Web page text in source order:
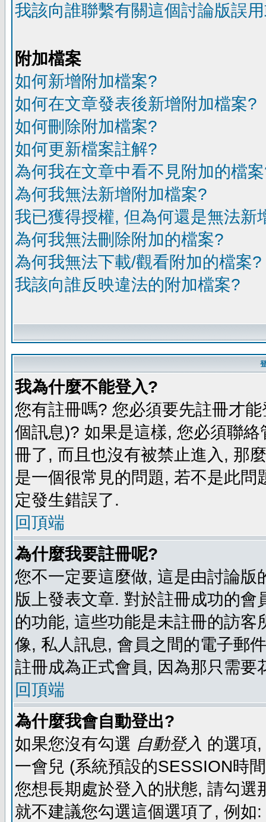
我該向誰聯繫有關這個討論版誤
附加檔案
如何新增附加檔案?
如何在文章發表後新增附加檔案?
如何刪除附加檔案?
如何更新檔案註解?
為何我在文章中看不見附加的檔
為何我無法新增附加檔案?
我已獲得授權, 但為何還是無法新
為何我無法刪除附加的檔案?
為何我無法下載/觀看附加的檔案?
我該向誰反映違法的附加檔案?
我為什麼不能登入?
您有註冊嗎? 您必須要先註冊才
個訊息)? 如果是這樣, 您必須聯
冊了, 而且也沒有被禁止進入, 那
是一個很常見的問題, 若不是此
定發生錯誤了.
回頂端
為什麼我要註冊呢?
您不一定要這麼做, 這是由討論
版上發表文章. 對於註冊成功的
的功能, 這些功能是未註冊的訪
像, 私人訊息, 會員之間的電子郵
註冊成為正式會員, 因為那只需要
回頂端
為什麼我會自動登出?
如果您沒有勾選 自動登入 的選項
一會兒 (系統預設的SESSION時
您想長期處於登入的狀態, 請勾
就不建議您勾選這個選項了, 例